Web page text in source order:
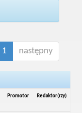
1 następny
Promotor Redaktor(rzy)